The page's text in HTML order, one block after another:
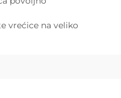
vrećice na veliko